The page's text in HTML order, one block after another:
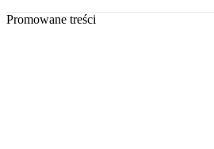
Promowane treści